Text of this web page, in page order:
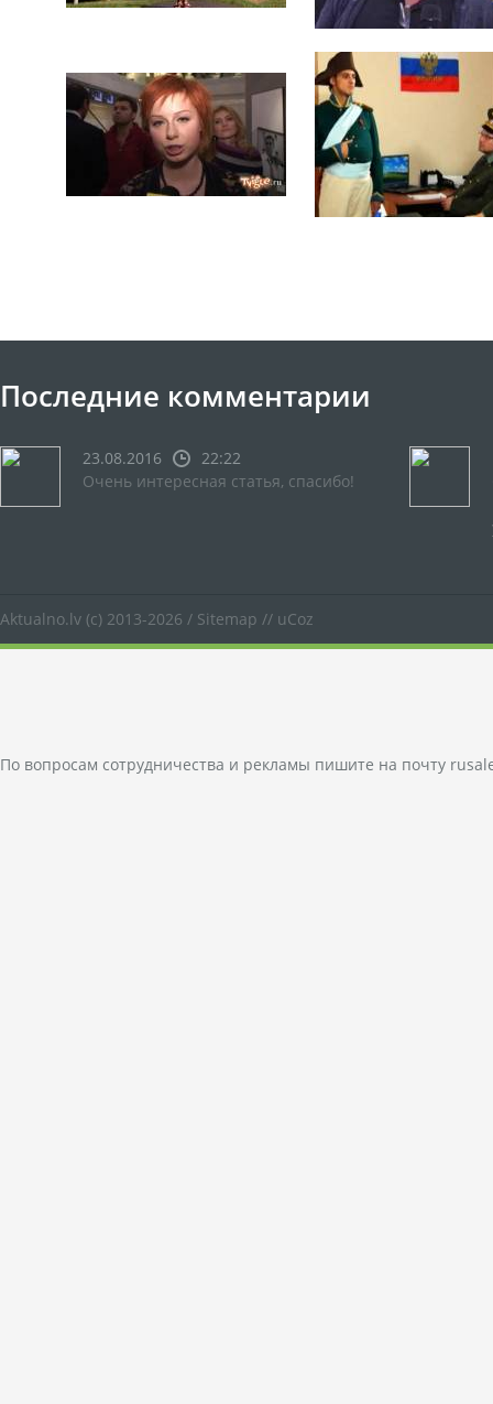
Последние комментарии
23.08.2016
22:22
Очень интересная статья, спасибо!
Aktualno.lv (c) 2013-2026 / Sitemap // uCoz
По вопросам сотрудничества и рекламы пишите на почту